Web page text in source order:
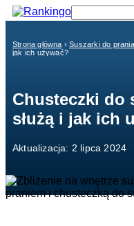
Przejdź
do
Strona główna ›Suszarki do prania
jak ich używać?
Chusteczki do
służą i jak ich
Aktualizacja: 2 lipca 2024